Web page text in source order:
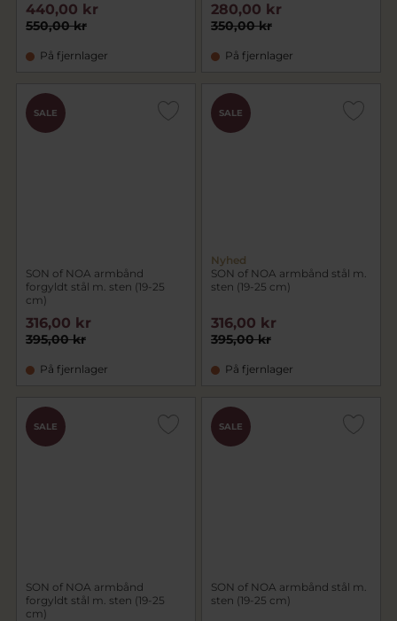
550,00 kr
440,00 kr
På fjernlager
350,00 kr
280,00 kr
På fjernlager
SALE
SON of NOA armbånd
forgyldt stål m. sten (19-25
cm)
395,00 kr
316,00 kr
På fjernlager
SALE
Nyhed
SON of NOA armbånd stål m.
sten (19-25 cm)
395,00 kr
316,00 kr
På fjernlager
SALE
SON of NOA armbånd
forgyldt stål m. sten (19-25
cm)
SALE
SON of NOA armbånd stål m.
sten (19-25 cm)